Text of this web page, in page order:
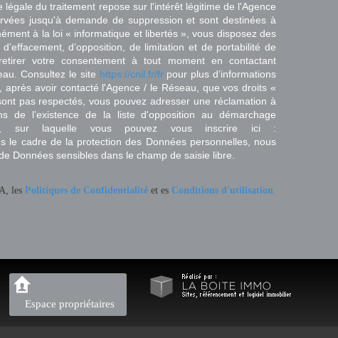
légale du traitement repose sur l'intérêt légitime de l'Agence
jusqu'à demande de suppression et sont destinées à
à la loi « informatique et libertés », vous disposez des
d’opposition, de limitation et de portabilité de
votre consentement à tout moment en contactant
Consultez le site https://cnil.fr/frpour plus d’informations
après avoir contacté l'Agence / le Réseau, que vos droits «
pas respectés, vous pouvez adresser une réclamation à
de l’existence de la liste d'opposition au démarchage
sur laquelle vous pouvez vous inscrire ici :
le cadre de la protection des Données personnelles, nous
Données sensibles dans le champ de saisie libre.
les Politiques de Confidentialité et es Conditions d'utilisation
Espace propriétaires